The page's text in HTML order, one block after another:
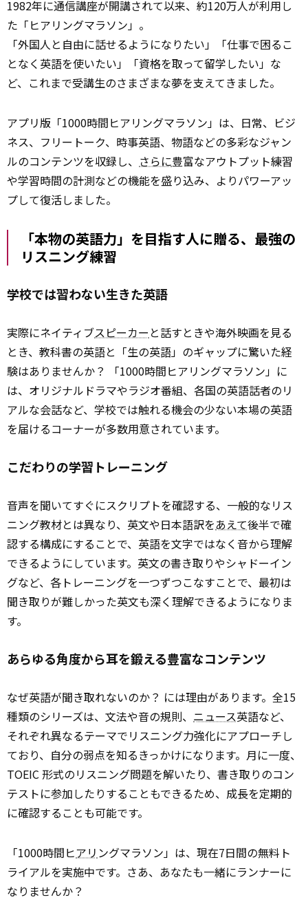
1982年に通信講座が開講されて以来、約120万人が利用し
た「ヒアリングマラソン」。
「外国人と自由に話せるようになりたい」「仕事で困るこ
となく英語を使いたい」「資格を取って留学したい」な
ど、これまで受講生のさまざまな夢を支えてきました。
アプリ版「1000時間ヒアリングマラソン」は、日常、ビジ
ネス、フリートーク、時事英語、物語などの多彩なジャン
ルのコンテンツを収録し、 さらに豊富なアウトプット練習
や学習時間の計測などの機能を盛り込み、よりパワーアッ
プして復活しました。
「本物の英語力」を目指す人に贈る、最強の
リスニング練習
学校では習わない生きた英語
実際にネイティブスピーカー と話すときや海外映画を見る
とき、教科書の英語と「生の英語」のギャップに驚いた経
験はありませんか？ 「1000時間ヒアリングマラソン」に
は、オリジナルドラマやラジオ番組、各国の英語話者のリ
アルな会話など、学校では触れる機会の少ない本場の英語
を届けるコーナーが多数用意されています。
こだわりの学習トレーニング
音声を聞いてすぐにスクリプトを確認する、一般的なリス
ニング教材とは異なり、英文や日本語訳をあえて後半で確
認する構成にすることで、英語を文字ではなく音から理解
できるようにしています。英文の書き取りやシャドーイン
グなど、各トレーニングを一つずつこなすことで、最初は
聞き取りが難しかった英文も深く理解できるようになりま
す。
あらゆる角度から耳を鍛える豊富なコンテンツ
なぜ英語が聞き取れないのか？ には理由があります。全15
種類のシリーズは、文法や音の規則、 ニュース英語など、
それぞれ異なるテーマでリスニング力強化にアプローチし
ており、自分の弱点を知るきっかけになります。月に一度、
TOEIC 形式のリスニング問題を解いたり、書き取りのコン
テストに参加したりすることもできるため、成長を定期的
に確認することも可能です。
「1000時間ヒアリ ングマラソン」は、現在7日間の無料ト
ライアルを実施中です。さあ、あなたも一緒にランナーに
なりませんか？